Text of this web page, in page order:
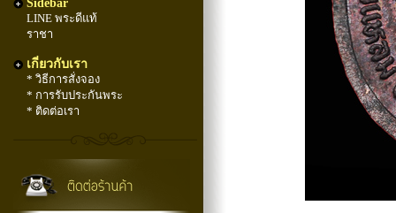
LINE พระดีแท้
ราชา
เกี่ยวกับเรา
* วิธีการสั่งจอง
* การรับประกันพระ
* ติดต่อเรา